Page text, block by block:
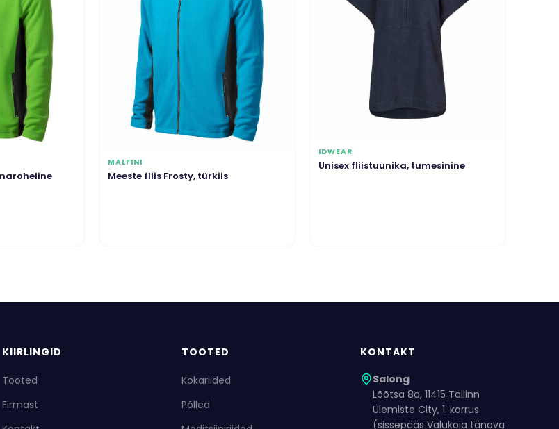
MALFINI
Meeste fliis Frosty, türkiis
IDWEAR
Unisex fliistuunika, tumesinine
KIIRLINGID
Tooted
Firmast
TOOTED
Kokariided
Põlled
KONTAKT
Salong
Lõõtsa 8a, 11415 Tallinn
Ülemiste City, 1. korrus
(sissepääs Valukoja tänava